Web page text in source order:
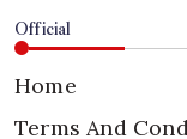
Official
Home
Terms And